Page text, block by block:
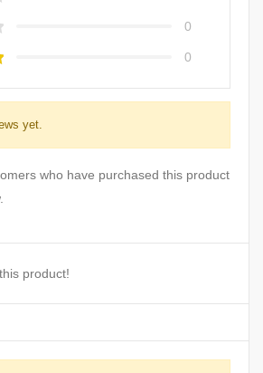
0
0
yet.
who have purchased this product
product!